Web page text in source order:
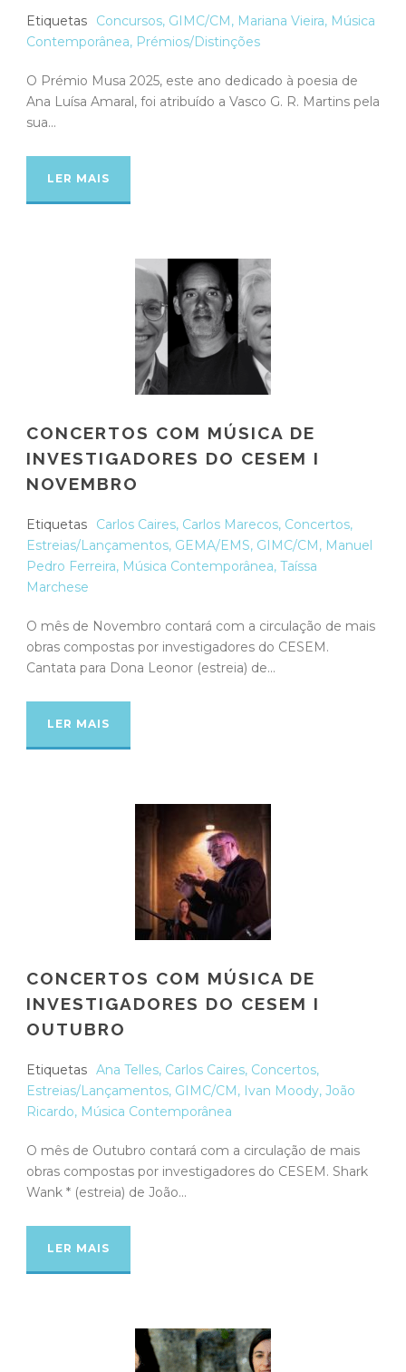
Etiquetas Concursos, GIMC/CM, Mariana Vieira, Música
Contemporânea, Prémios/Distinções
O Prémio Musa 2025, este ano dedicado à poesia de
Ana Luísa Amaral, foi atribuído a Vasco G. R. Martins pela
sua...
LER MAIS
CONCERTOS COM MÚSICA DE
INVESTIGADORES DO CESEM I
NOVEMBRO
Etiquetas Carlos Caires, Carlos Marecos, Concertos,
Estreias/Lançamentos, GEMA/EMS, GIMC/CM, Manuel
Pedro Ferreira, Música Contemporânea, Taíssa
Marchese
O mês de Novembro contará com a circulação de mais
obras compostas por investigadores do CESEM.
Cantata para Dona Leonor (estreia) de...
LER MAIS
CONCERTOS COM MÚSICA DE
INVESTIGADORES DO CESEM I
OUTUBRO
Etiquetas Ana Telles, Carlos Caires, Concertos,
Estreias/Lançamentos, GIMC/CM, Ivan Moody, João
Ricardo, Música Contemporânea
O mês de Outubro contará com a circulação de mais
obras compostas por investigadores do CESEM. Shark
Wank * (estreia) de João...
LER MAIS